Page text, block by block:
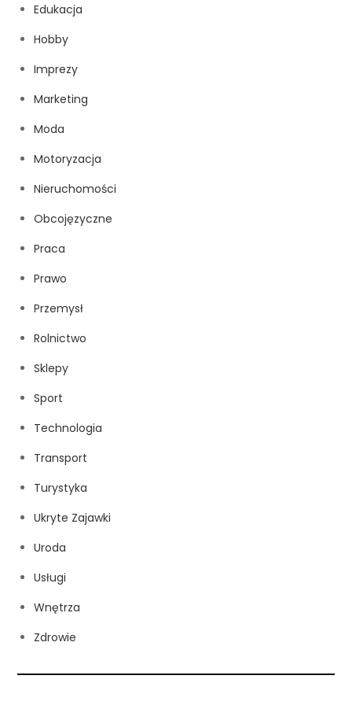
Edukacja
Hobby
Imprezy
Marketing
Moda
Motoryzacja
Nieruchomości
Obcojęzyczne
Praca
Prawo
Przemysł
Rolnictwo
Sklepy
Sport
Technologia
Transport
Turystyka
Ukryte Zajawki
Uroda
Usługi
Wnętrza
Zdrowie